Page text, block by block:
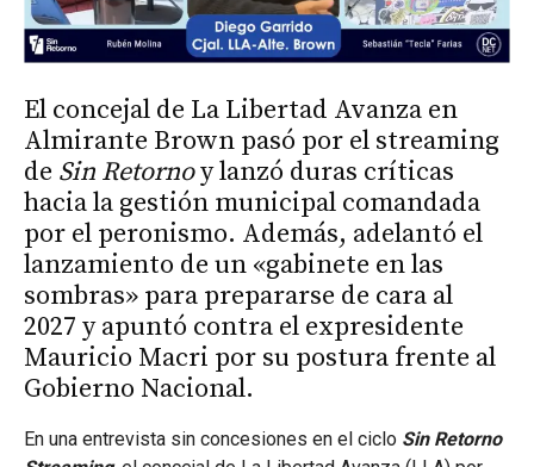
El concejal de La Libertad Avanza en
Almirante Brown pasó por el streaming
de Sin Retornoy lanzó duras críticas
hacia la gestión municipal comandada
por el peronismo. Además, adelantó el
lanzamiento de un «gabinete en las
sombras» para prepararse de cara al
2027 y apuntó contra el expresidente
Mauricio Macri por su postura frente al
Gobierno Nacional.
En una entrevista sin concesiones en el ciclo Sin Retorno